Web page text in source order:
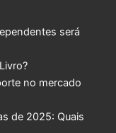
será
no mercado
de 2025: Quais